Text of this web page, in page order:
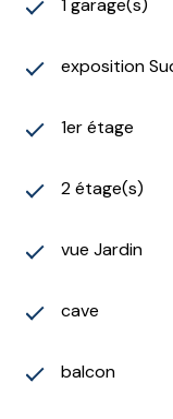
Vous êtes
sur
éventuelle
exposé sont
exposé sont
1 garage(s)
exposition
1er étage
2 étage(s)
vue Jardin
cave
balcon